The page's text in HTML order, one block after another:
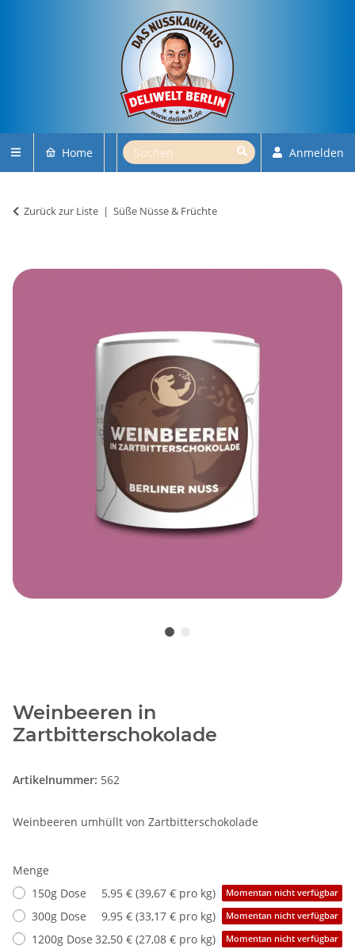
Home Anmelden
Zurück zur Liste Süße Nüsse & Früchte
Weinbeeren in
Zartbitterschokolade
Artikelnummer: 562
Weinbeeren umhüllt von Zartbitterschokolade
Menge
150g Dose
5,95 € (39,67 € pro kg) Momentan nicht verfügbar
300g Dose 9,95 € (33,17 € pro kg) Momentan nicht verfügbar
1200g Dose 32,50 € (27,08 € pro kg) Momentan nicht verfügbar